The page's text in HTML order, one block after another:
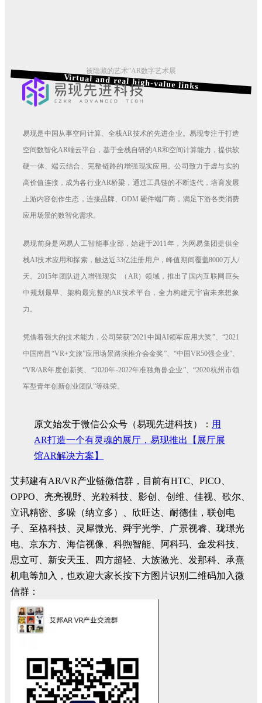
被隐藏的艺术”AR数字艺术展
Virtual and real high-value links
易现是中国从事空间计算、全栈AR技术的先进企业。易现专注于打造
空间数智化AR端云平台，基于全栈自研的AR和空间计算能力，提供软
硬一体、端云结合、完整链路的增强现实应用。公司致力于虚与实的
高价值连接，成为各行业AR桥梁，通过工具链的不断迭代，培育发展
上游内容创作生态，连接品牌、ODM 硬件端厂商，满足下游各类消费
应用场景的数智化需求。
易现前身是网易人工智能事业部，始建于2011年，为网易集团提供全
栈AI技术应用和探索，触达近33亿注册用户，峰值期间覆盖8000万人/
天。2015年团队进入增强现实 （AR）领域，推出了国内互联网巨头
中规划最早、架构最完整的AR技术平台，全力构建元宇宙未来想象
力。
凭借着强大的技术能力，公司荣获“2021中国AI领军应用大奖”、“2021
中国南昌“VR+文旅”应用场景路演推介会金奖”、“中国VR50强企业”、
“VR/AR年度创新奖、“2020年-2022年准独角兽企业”、“2020杭州市领
军型青年创新创业团队”等殊荣。
原文始发于微信公众号（易现先进科技）： 用
AR打造一个有灵魂的展厅，易现推出【展厅展
馆AR解决方案】
艾邦建有AR/VR产业链微信群，目前有HTC、PICO、
OPPO、亮亮视野、光粒科技、影创、创维、佳视、歌尔、
立讯精密、多哚（纳立多）、欣旺达、耐德佳，联创电
子、至格科技、灵犀微光、舜宇光学、广景视睿、珑璟光
电、京东方、海信视像、科煦智能、阿科玛、金发科技、
思立可、新安天玉、四方超轻、大族激光、发那科、承熹
机电等加入，也欢迎大家长按下方图片识别二维码加入微
信群：